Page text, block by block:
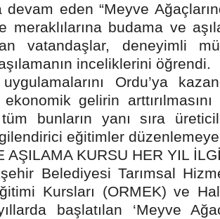
eden “Meyve
meraklılarına budama ve
vatandaşlar, deneyimli
inceliklerini öğrendi.
Ordu’ya
gelirin
bunların yanı sıra
eğitimler
AŞILAMA KURSU HER YIL
Belediyesi Tarımsal
Kursları (ORMEK) ve
başlatılan ‘Meyve